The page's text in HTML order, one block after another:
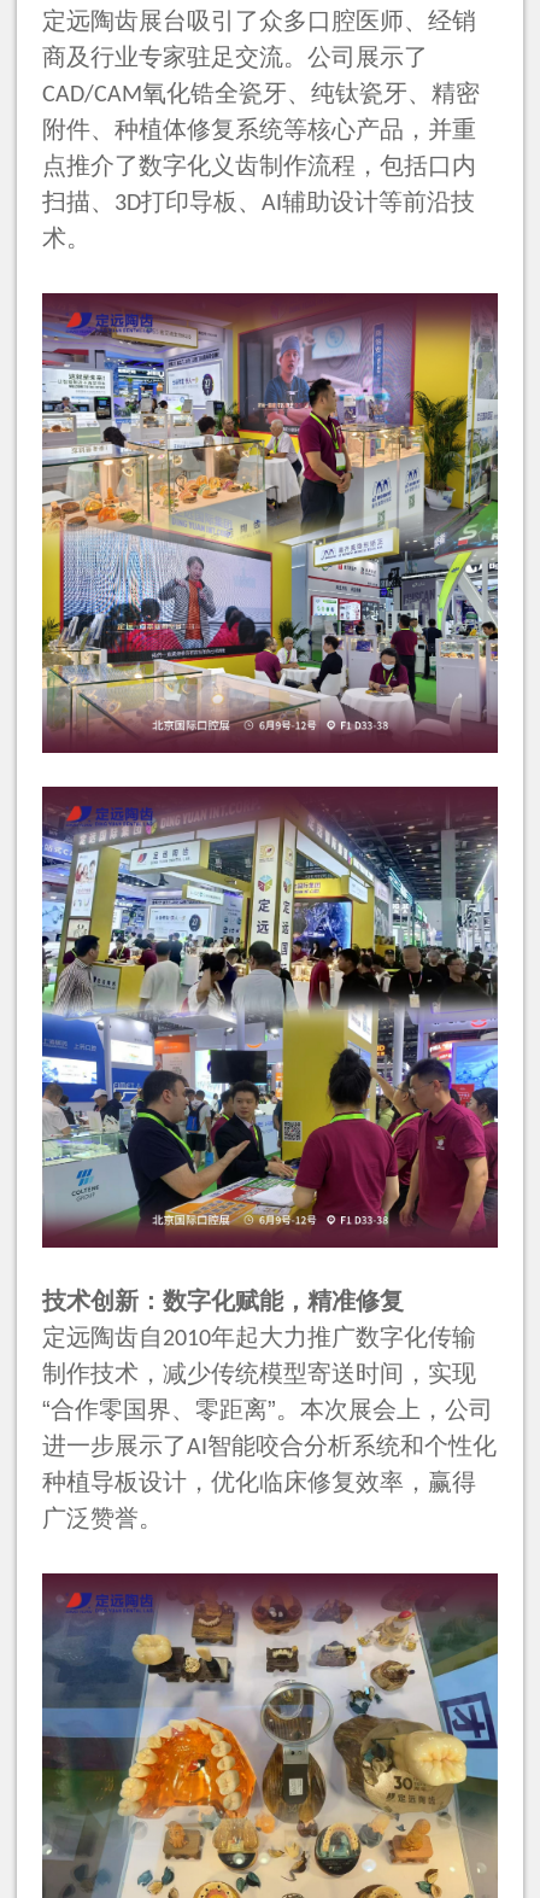
定远陶齿展台吸引了众多口腔医师、经销
商及行业专家驻足交流。公司展示了
CAD/CAM氧化锆全瓷牙、纯钛瓷牙、精密
附件、种植体修复系统等核心产品，并重
点推介了数字化义齿制作流程，包括口内
扫描、 3D打印导板、 AI辅助设计等前沿技
术。
技术创新：数字化赋能，精准修复
定远陶齿自 2010年起大力推广数字化传输
制作技术，减少传统模型寄送时间，实现
“合作零国界、零距离”。本次展会上，公司
进一步展示了AI 智能咬合分析系统和个性化
种植导板设计，优化临床修复效率，赢得
广泛赞誉。